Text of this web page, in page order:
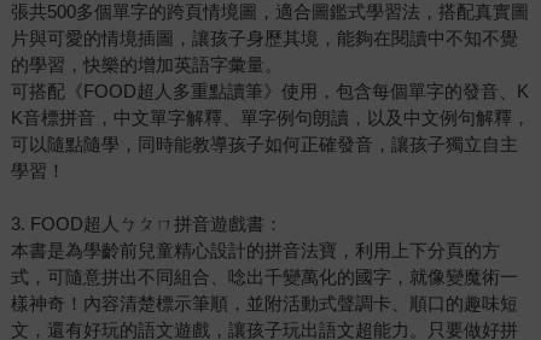
張共500多個單字的跨頁情境圖，適合圖鑑式學習法，搭配真實圖
片與可愛的情境插圖，讓孩子身歷其境，能夠在閱讀中不知不覺
的學習，快樂的增加英語字彙量。
可搭配《FOOD超人多重點讀筆》使用，包含每個單字的發音、K
K音標拼音，中文單字解釋、單字例句朗讀，以及中文例句解釋，
可以隨點隨學，同時能教導孩子如何正確發音，讓孩子獨立自主
學習！
3. FOOD超人ㄅㄆㄇ拼音遊戲書：
本書是為學齡前兒童精心設計的拼音法寶，利用上下分頁的方
式，可隨意拼出不同組合、唸出千變萬化的國字，就像變魔術一
樣神奇！內容清楚標示筆順，並附活動式聲調卡、順口的趣味短
文，還有好玩的語文遊戲，讓孩子玩出語文超能力。只要做好拼